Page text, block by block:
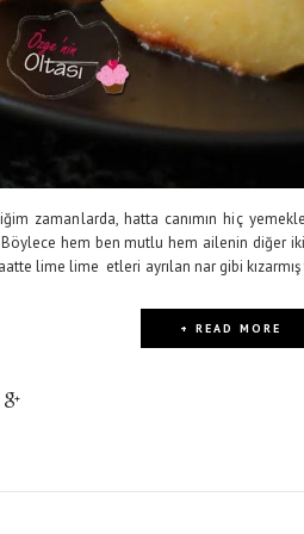
zamanlarda, hatta canımın hiç
hem ben mutlu hem ailenin diğer iki
lime lime etleri ayrılan nar gibi
+ READ MORE